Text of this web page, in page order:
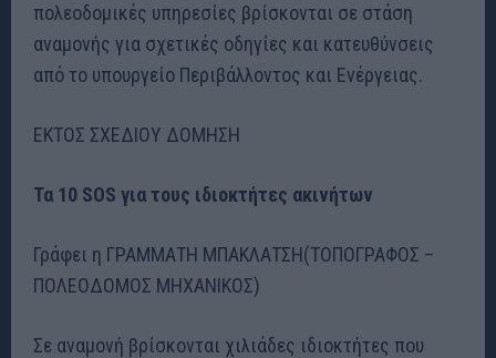
πολεοδομικές υπηρεσίες βρίσκονται σε στάση
αναμονής για σχετικές οδηγίες και κατευθύνσεις
από το υπουργείο Περιβάλλοντος και Ενέργειας.
ΕΚΤΟΣ ΣΧΕΔΙΟΥ ΔΟΜΗΣΗ
Τα 10 SOS για τους ιδιοκτήτες ακινήτων
Γράφει η ΓΡΑΜΜΑΤΗ ΜΠΑΚΛΑΤΣΗ(ΤΟΠΟΓΡΑΦΟΣ –
ΠΟΛΕΟΔΟΜΟΣ ΜΗΧΑΝΙΚΟΣ)
Σε αναμονή βρίσκονται χιλιάδες ιδιοκτήτες που